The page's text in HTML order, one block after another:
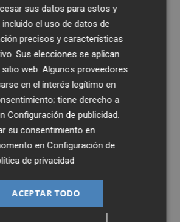
en contraposición a la
a la ley de
que pretende bonificar al
de sucesiones en las
de más de 10 millones
Yaneth Giraldo
año propuso
del IRPF el año pasado
y criticó que el Botànic
año: "¿Eso no es llegar
sus datos para estos y
el uso de datos de
precisos y características
Sus elecciones se aplican
web. Algunos proveedores
en el interés legítimo en
tiene derecho a
Configuración de publicidad.
su consentimiento en
enConfiguración de
de privacidad
ACEPTAR TODO